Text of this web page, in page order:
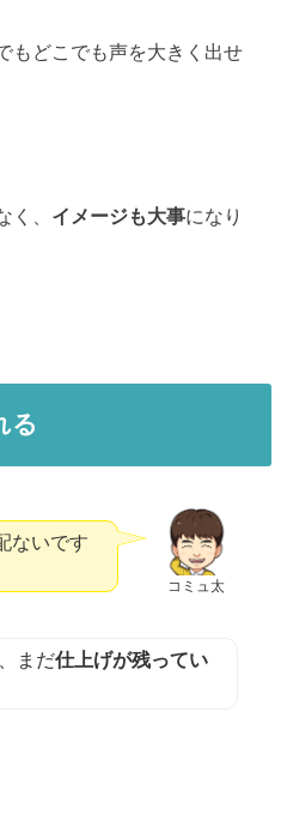
もどこでも声を大きく出せ
く、 イメージも大事になり
る
コミュ太
ないです
まだ仕上げが残ってい